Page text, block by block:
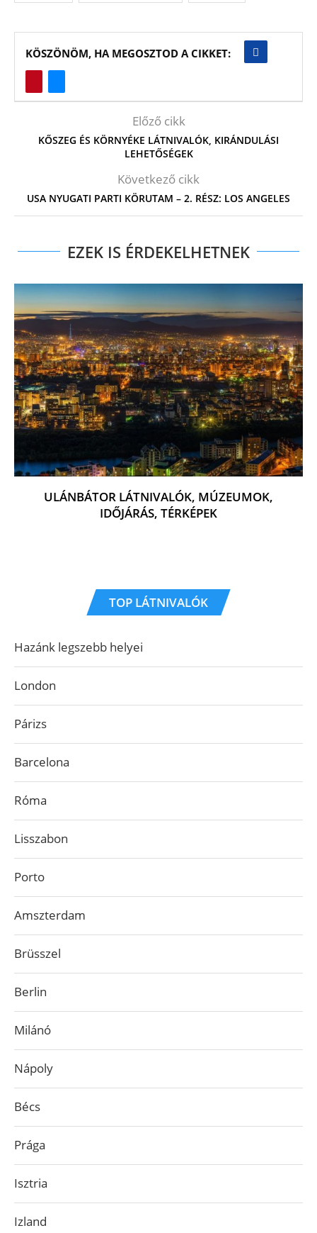
KÖSZÖNÖM, HA MEGOSZTOD A CIKKET:
Előző cikk
KŐSZEG ÉS KÖRNYÉKE LÁTNIVALÓK, KIRÁNDULÁSI
LEHETŐSÉGEK
Következő cikk
USA NYUGATI PARTI KÖRUTAM – 2. RÉSZ: LOS ANGELES
EZEK IS ÉRDEKELHETNEK
ULÁNBÁTOR LÁTNIVALÓK, MÚZEUMOK,
IDŐJÁRÁS, TÉRKÉPEK
TOP LÁTNIVALÓK
Hazánk legszebb helyei
London
Párizs
Barcelona
Róma
Lisszabon
Porto
Amszterdam
Brüsszel
Berlin
Milánó
Nápoly
Bécs
Prága
Isztria
Izland